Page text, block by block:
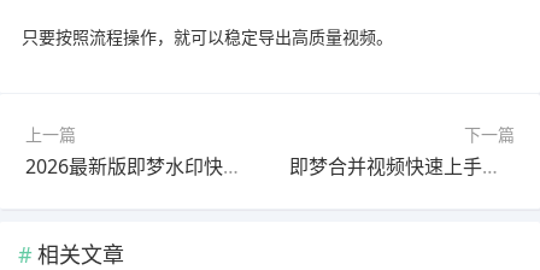
只要按照流程操作，就可以稳定导出高质量视频。
上一篇
2026最新版即梦水印快速上手教程教程｜完整解析
下一篇
即梦合并视频快速上手教程官方最新版最新方法
相关文章